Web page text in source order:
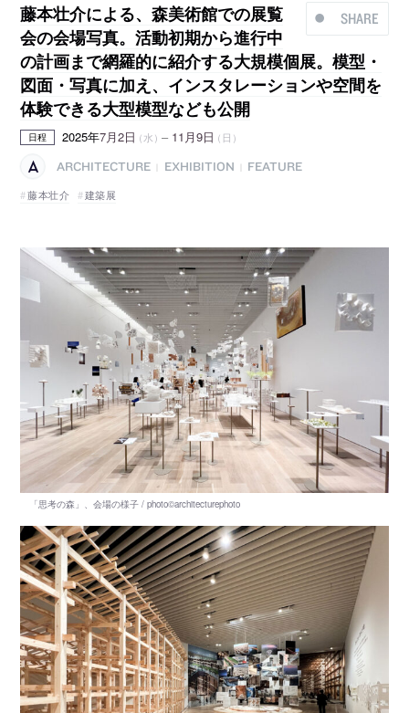
SHARE
藤本壮介による、森美術館での展覧
会の会場写真。活動初期から進行中
の計画まで網羅的に紹介する大規模個展。模型・
図面・写真に加え、インスタレーションや空間を
体験できる大型模型なども公開
日程 2025年7月2日（水）– 11月9日（日）
ARCHITECTURE EXHIBITION
FEATURE
藤本壮介
建築展